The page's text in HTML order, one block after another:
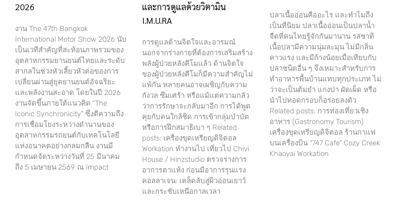
2026
งาน The 47th Bangkok
International Motor Show 2026 นับ
เป็นเวทีสำคัญที่สะท้อนภาพรวมของ
อุตสาหกรรมยานยนต์ไทยและระดับ
สากลในช่วงหัวเลี้ยวหัวต่อของการ
เปลี่ยนผ่านสู่ยุคยานยนต์อัจฉริยะ
และพลังงานสะอาด โดยในปี 2026
งานจัดขึ้นภายใต้แนวคิด “The
Iconic Synchronicity” ซึ่งตีความถึง
การเชื่อมโยงระหว่างตำนานของ
อุตสาหกรรมรถยนต์กับเทคโนโลยี
แห่งอนาคตอย่างกลมกลืน งานมี
กำหนดจัดระหว่างวันที่ 25 มีนาคม
ถึง 5 เมษายน 2569 ณ Impact
และการดูแลด้วยวิตามิน
I.M.U.RA
การดูแลด้านจิตใจและอารมณ์
นอกจากร่างกายที่ต้องการเสริมสร้าง
พลังผู้ป่วยหลังคีโมแล้ว ด้านจิตใจ
ของผู้ป่วยหลังคีโมก็มีความสำคัญไม่
แพ้กัน หลายคนอาจเผชิญกับความ
กังวล ซึมเศร้า หรือแม้แต่ความกลัว
ว่าการรักษาจะกลับมาอีก การได้พูด
คุยกับคนใกล้ชิด การเข้ากลุ่มบำบัด
หรือการฝึกสมาธิเบา ๆ Related
posts: เครื่องขุดเหรียญดิจิตอล
Workation ทำงานไป เที่ยวไป Chivi
House / Hinzstudio ตรวจร่างการ
อาการตาแห้ง ก่อนมีอาการรุนแรง
คอลลาเจน: เคล็ดลับสู่ผิวอ่อนเยาว์
และกระชับเหนือกาลเวลา
ปลาเนื้ออ่อนคืออะไร และทำไมถึง
เป็นที่นิยม ปลาเนื้ออ่อนเป็นปลาน้ำ
จืดที่คนไทยรู้จักกันมานาน รสชาติ
เนื้อปลามีความนุ่มละมุน ไม่มีกลิ่น
คาวแรง และมีก้างน้อยเมื่อเทียบกับ
ปลาชนิดอื่น ๆ จึงเหมาะสำหรับการ
ทำอาหารพื้นบ้านแทบทุกประเภท ไม่
ว่าจะเป็นต้มยำ แกงป่า ผัดเผ็ด หรือ
นำไปทอดกรอบก็อร่อยลงตัว
Related posts: การท่องเที่ยวเชิง
อาหาร (Gastronomy Tourism)
เครื่องขุดเหรียญดิจิตอล ร้านกาแฟ
บนเครื่องบิน “747 Cafe” Cozy Creek
Khaoyai Workation